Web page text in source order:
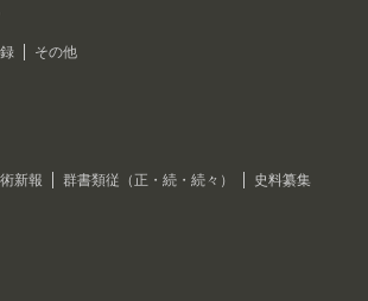
その他
新報 群書類従（正・続・続々）
史料纂集